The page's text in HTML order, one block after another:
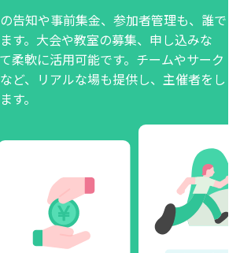
告知や事前集金、参加者管理も、誰で
す。大会や教室の募集、申し込みな
柔軟に活用可能です。チームやサーク
ど、リアルな場も提供し、主催者をし
す。